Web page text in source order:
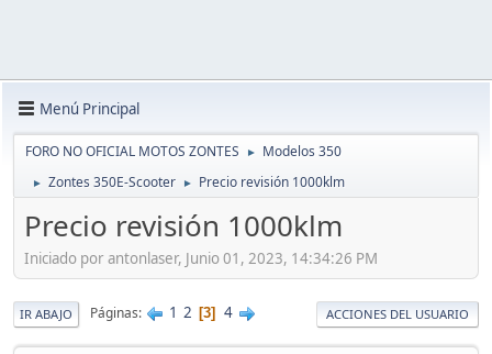
Menú Principal
FORO NO OFICIAL MOTOS ZONTES ► Modelos 350
► Zontes 350E-Scooter ► Precio revisión 1000klm
Precio revisión 1000klm
Iniciado por antonlaser, Junio 01, 2023, 14:34:26 PM
IR ABAJO Páginas 1 2 3 4 ACCIONES DEL USUARIO